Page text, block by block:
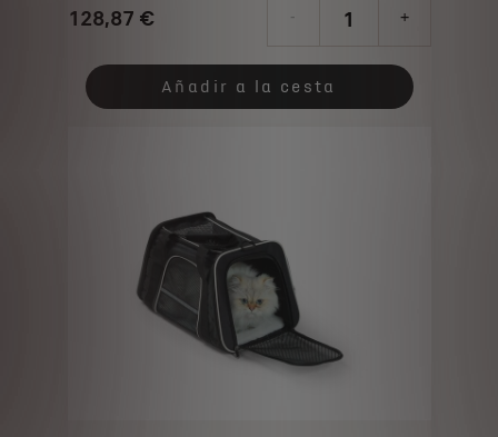
128,87 €
Price
128,87
- +
Quantity
updated
Añadir a la cesta